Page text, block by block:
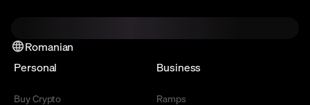
Romanian
Personal
Buy Crypto
Business
Ramps